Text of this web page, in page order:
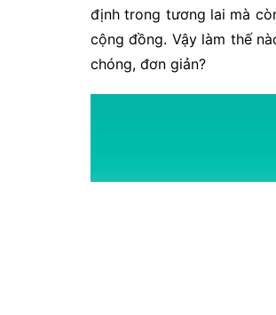
định trong tương lai mà
cộng đồng. Vậy làm thế
chóng, đơn giản?